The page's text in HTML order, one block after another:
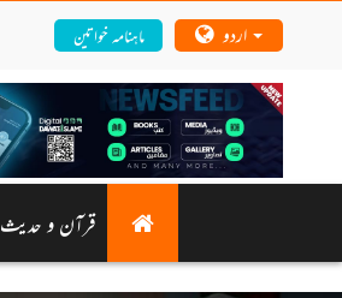
ماہنامہ خواتین
قرآن و حدیث